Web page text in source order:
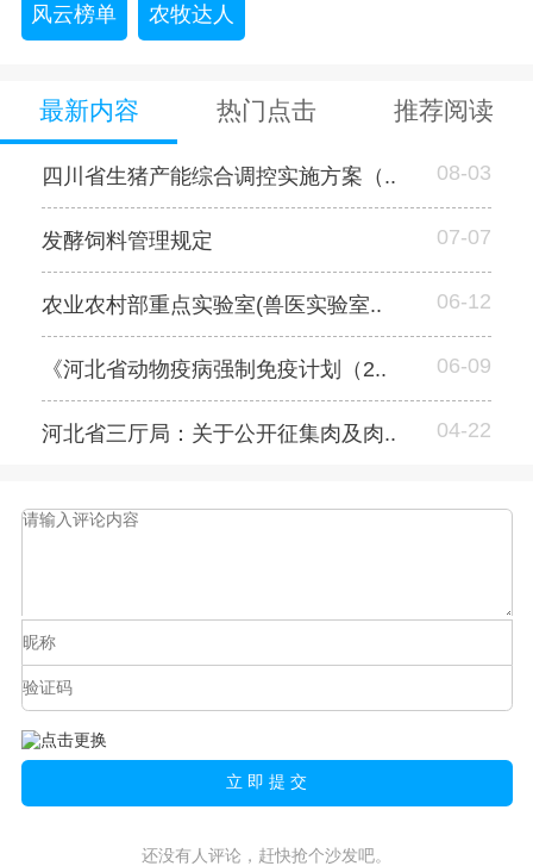
风云榜单 农牧达人
最新内容 热门点击 推荐阅读
四川省生猪产能综合调控实施方案（.. 08-03
发酵饲料管理规定 07-07
农业农村部重点实验室(兽医实验室.. 06-12
《河北省动物疫病强制免疫计划（2.. 06-09
河北省三厅局：关于公开征集肉及肉.. 04-22
还没有人评论，赶快抢个沙发吧。